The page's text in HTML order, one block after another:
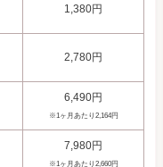
1,380円
2,780円
6,490円
※1ヶ月あたり2,164円
7,980円
※1ヶ月あたり2,660円